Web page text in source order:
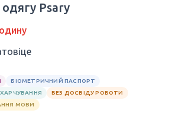
Psary
БІОМЕТРИЧНИЙ ПАСПОРТ
ХАРЧУВАННЯ
БЕЗ ДОСВІДУ РОБОТИ
МОВИ